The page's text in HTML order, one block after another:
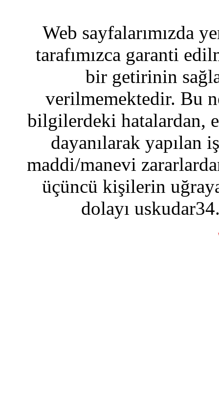
Web sayfalarımızda
tarafımızca garanti
bir getirinin
verilmemektedir. Bu
bilgilerdeki hatalardan,
dayanılarak yapılan
maddi/manevi
üçüncü kişilerin
dolayı